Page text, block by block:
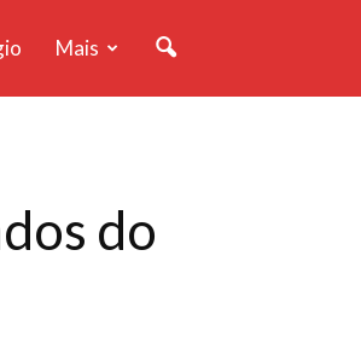
Mais
do